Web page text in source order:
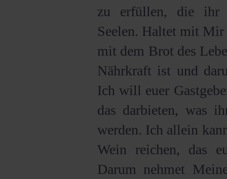
zu erfüllen, die ihr
Seelen. Haltet mit Mir
mit dem Brot des
Nährkraft ist und
Ich will euer
das darbieten, was
werden. Ich allein
Wein reichen, das
Darum nehmet